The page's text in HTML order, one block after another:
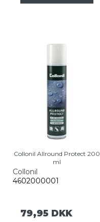
Collonil Allround Protect 200
ml
Collonil
4602000001
79,95 DKK